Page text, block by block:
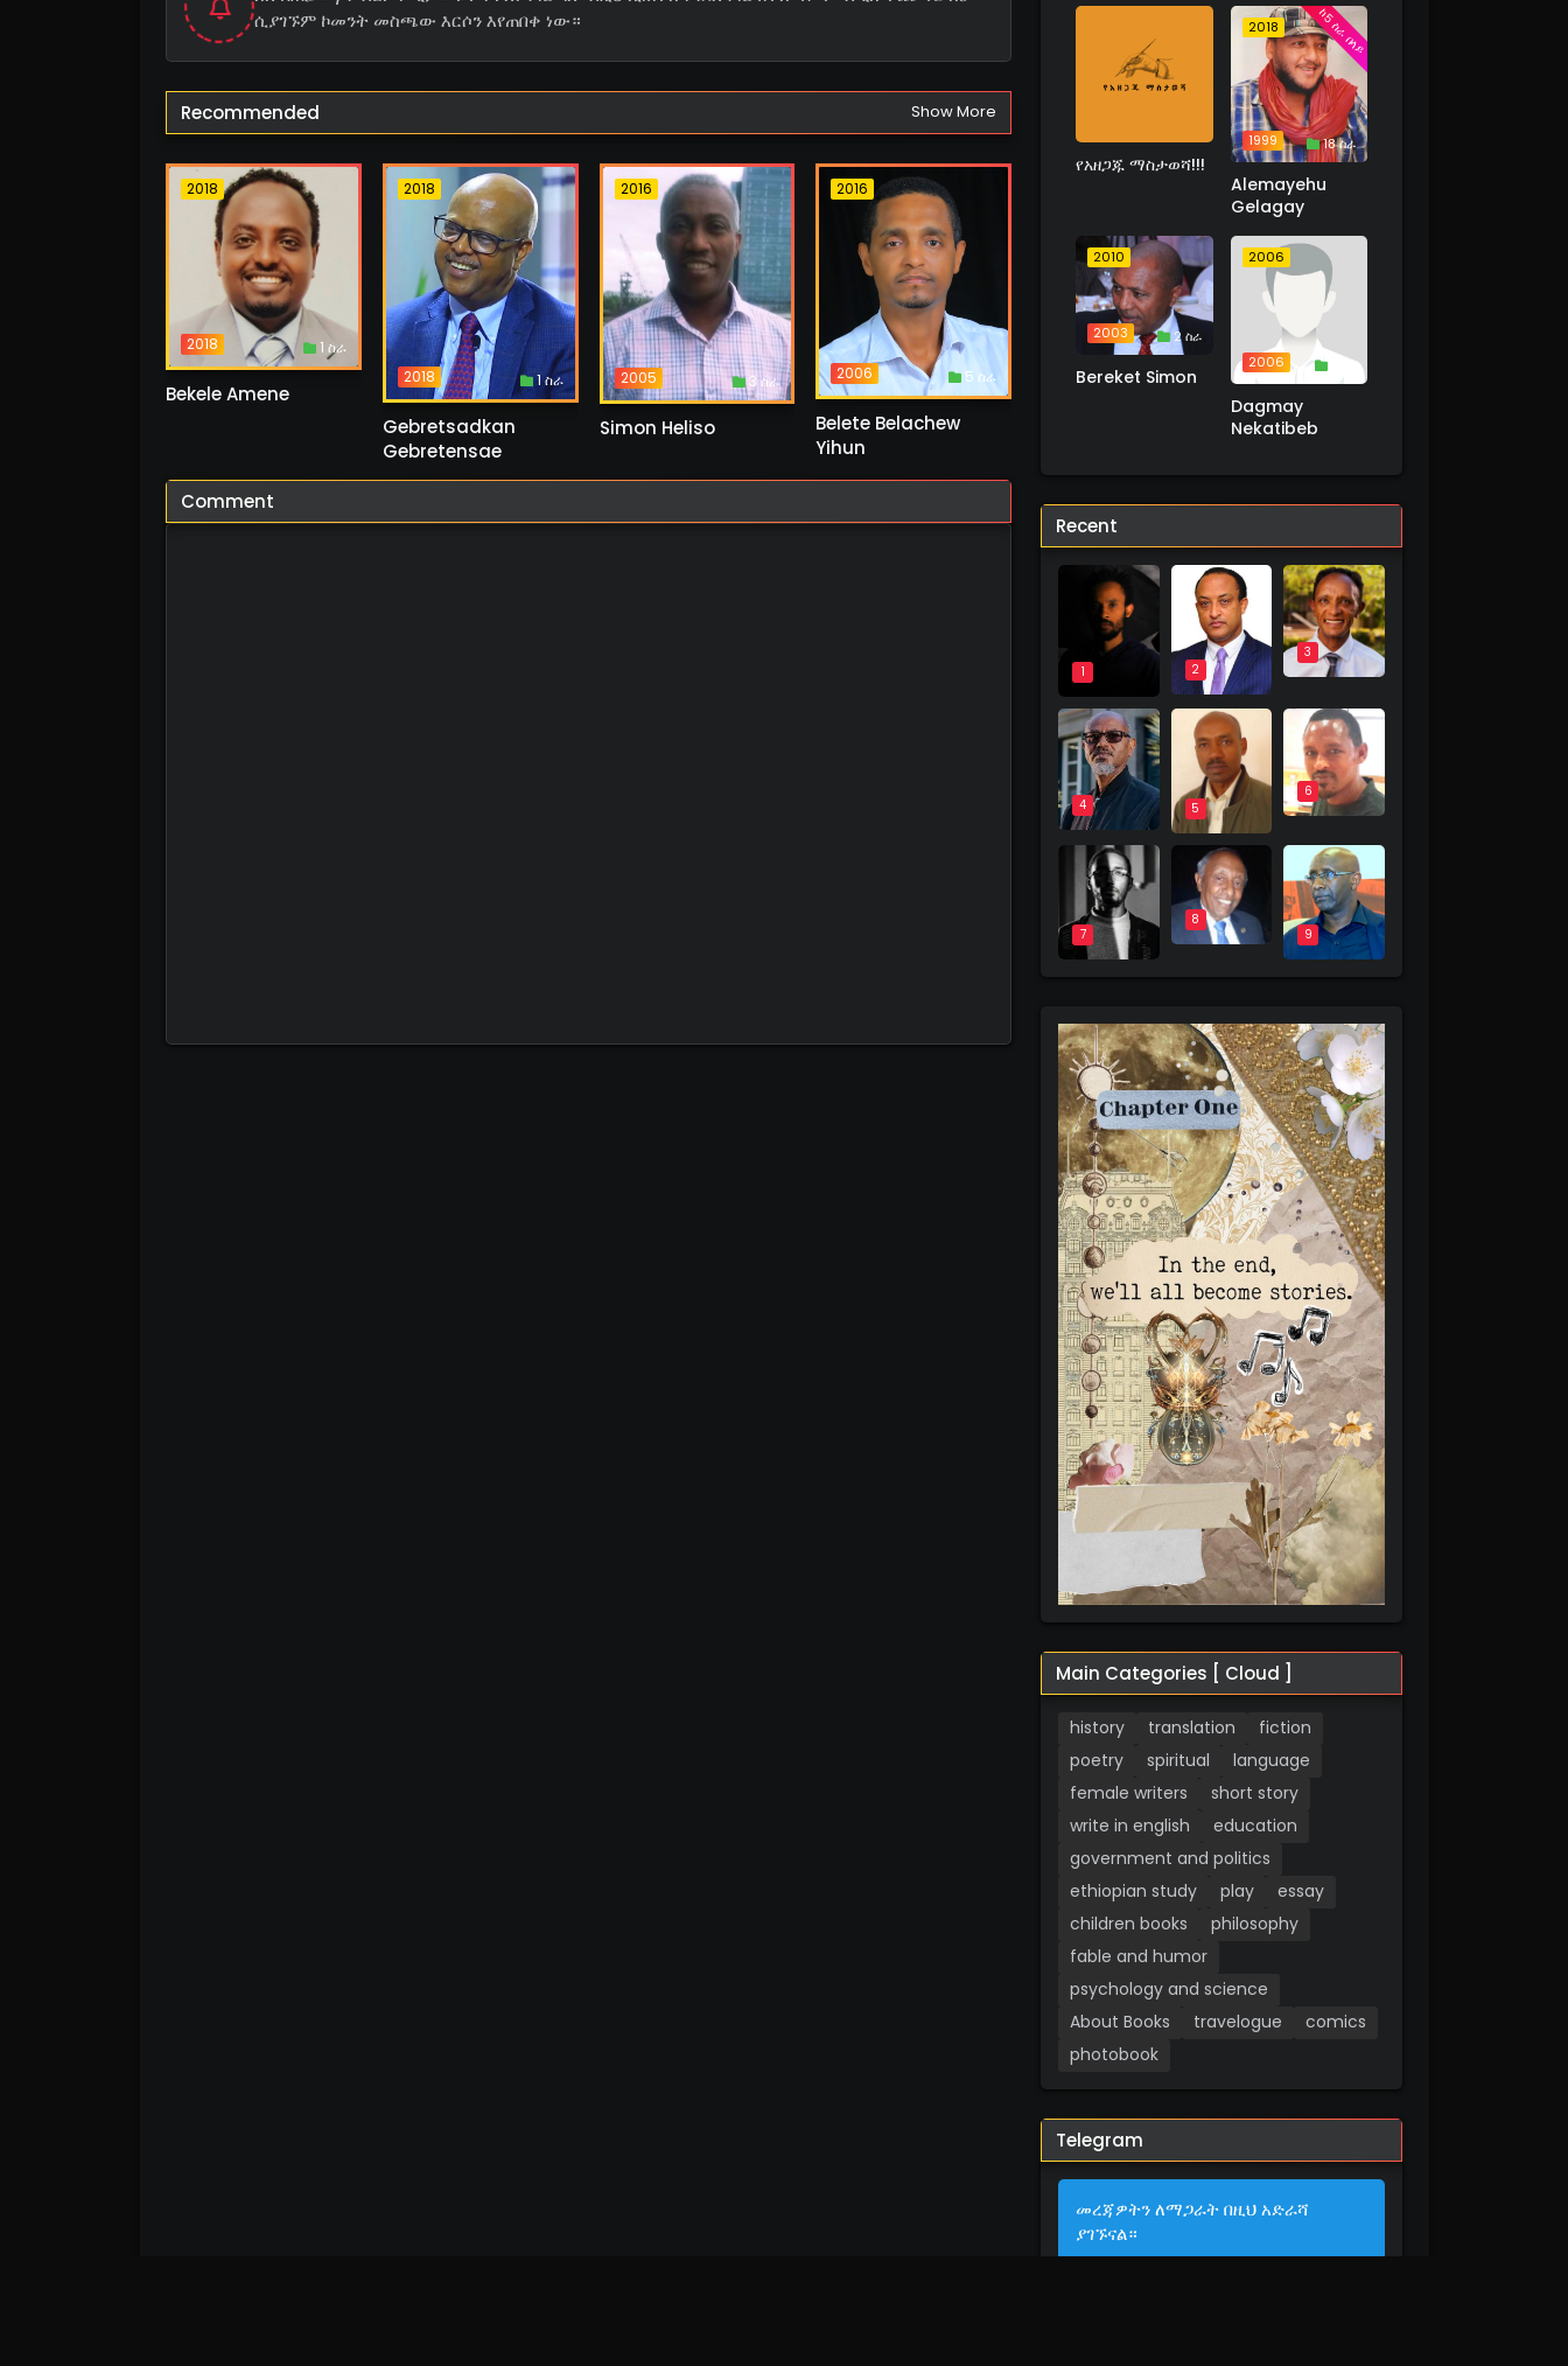
ሲያገኙም ኮመንት መስጫው እርሶን እየጠበቀ ነው።
Recommended Show More
2018
2018 1 ስራ
Bekele Amene
2018
2018 1 ስራ
Gebretsadkan
Gebretensae
2016
2005 3 ስራ
Simon Heliso
2016
2006 5 ስራ
Belete Belachew
Yihun
Comment
የአዘጋጁ ማስታወሻ!!!
2018
1999 18 ስራ
ከ5 ስራ በላይ
Alemayehu
Gelagay
2010
2003 2 ስራ
Bereket Simon
2006
2006 1 ስራ
Dagmay
Nekatibeb
Recent
1 2
3
4 5
6
7
8
9
Main Categories [ Cloud ]
history translation
fiction
poetry
spiritual
language
female writers
short story
write in english
education
government and politics
ethiopian study
play
essay
children books
philosophy
fable and humor
psychology and science
About Books
travelogue
comics
photobook
Telegram
መረጃዎትን ለማጋራት በዚህ አድራሻ
ያገኙናል።